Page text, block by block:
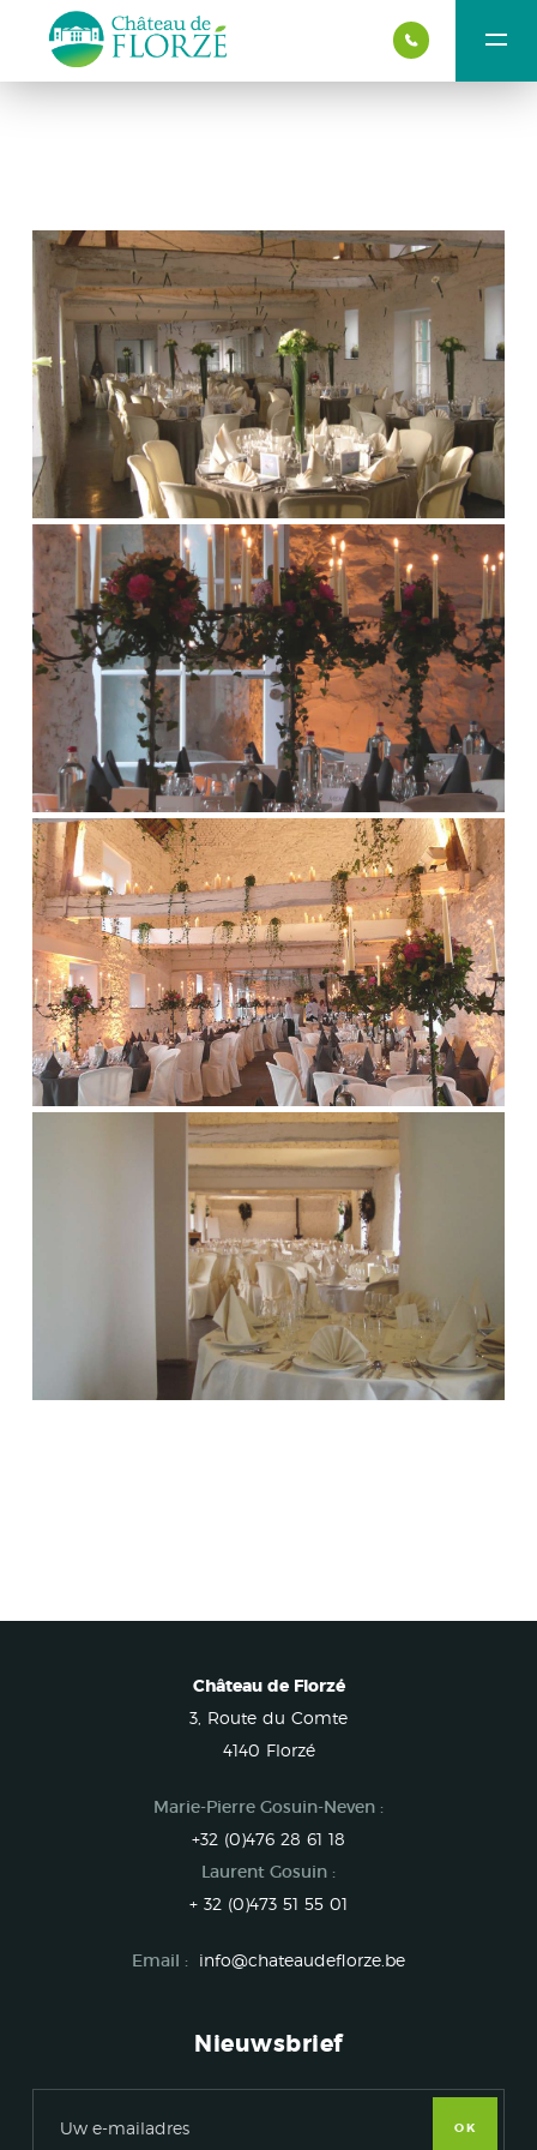
Château de Florzé
3, Route du Comte
4140 Florzé
Marie-Pierre Gosuin-Neven :
+32 (0)476 28 61 18
Laurent Gosuin :
+ 32 (0)473 51 55 01
Email : info@chateaudeflorze.be
Nieuwsbrief
OK